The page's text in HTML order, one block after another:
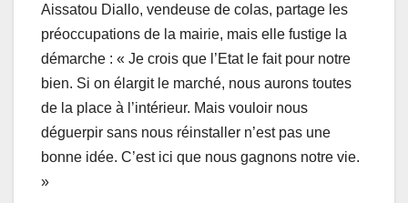
Aissatou Diallo, vendeuse de colas, partage les
préoccupations de la mairie, mais elle fustige la
démarche : « Je crois que l’Etat le fait pour notre
bien. Si on élargit le marché, nous aurons toutes
de la place à l’intérieur. Mais vouloir nous
déguerpir sans nous réinstaller n’est pas une
bonne idée. C’est ici que nous gagnons notre vie.
»